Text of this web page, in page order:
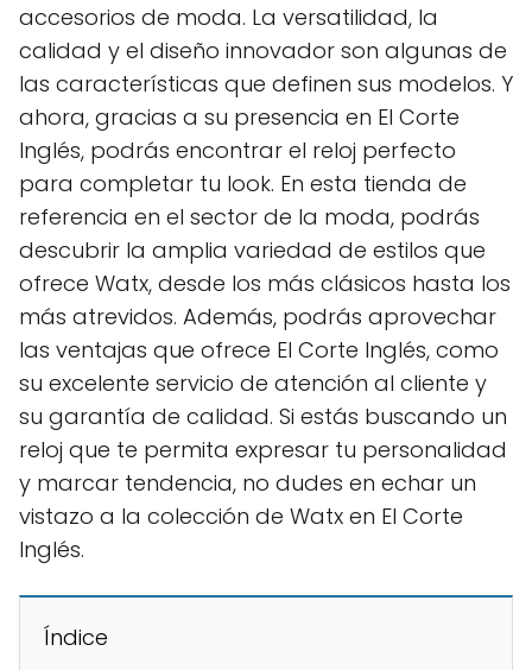
accesorios de moda. La versatilidad, la
calidad y el diseño innovador son algunas de
las características que definen sus modelos. Y
ahora, gracias a su presencia en El Corte
Inglés, podrás encontrar el reloj perfecto
para completar tu look. En esta tienda de
referencia en el sector de la moda, podrás
descubrir la amplia variedad de estilos que
ofrece Watx, desde los más clásicos hasta los
más atrevidos. Además, podrás aprovechar
las ventajas que ofrece El Corte Inglés, como
su excelente servicio de atención al cliente y
su garantía de calidad. Si estás buscando un
reloj que te permita expresar tu personalidad
y marcar tendencia, no dudes en echar un
vistazo a la colección de Watx en El Corte
Inglés.
Índice